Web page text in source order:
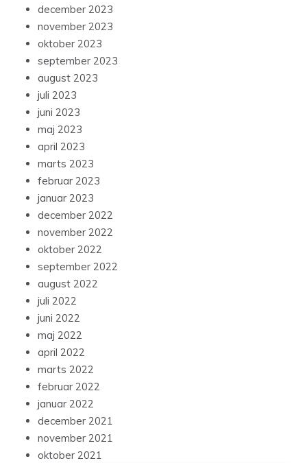
december 2023
november 2023
oktober 2023
september 2023
august 2023
juli 2023
juni 2023
maj 2023
april 2023
marts 2023
februar 2023
januar 2023
december 2022
november 2022
oktober 2022
september 2022
august 2022
juli 2022
juni 2022
maj 2022
april 2022
marts 2022
februar 2022
januar 2022
december 2021
november 2021
oktober 2021